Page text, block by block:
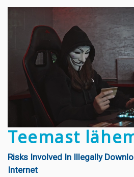
Teemast
Risks Involved In Illegally
Internet